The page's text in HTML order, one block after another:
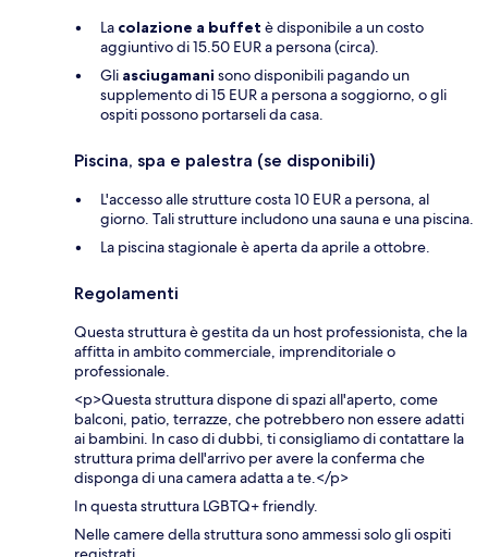
La colazione a buffet è disponibile a un costo
aggiuntivo di 15.50 EUR a persona (circa).
Gli asciugamani sono disponibili pagando un
supplemento di 15 EUR a persona a soggiorno, o gli
ospiti possono portarseli da casa.
Piscina, spa e palestra (se disponibili)
L'accesso alle strutture costa 10 EUR a persona, al
giorno. Tali strutture includono una sauna e una piscina.
La piscina stagionale è aperta da aprile a ottobre.
Regolamenti
Questa struttura è gestita da un host professionista, che la
affitta in ambito commerciale, imprenditoriale o
professionale.
<p>Questa struttura dispone di spazi all'aperto, come
balconi, patio, terrazze, che potrebbero non essere adatti
ai bambini. In caso di dubbi, ti consigliamo di contattare la
struttura prima dell'arrivo per avere la conferma che
disponga di una camera adatta a te.</p>
In questa struttura LGBTQ+ friendly.
Nelle camere della struttura sono ammessi solo gli ospiti